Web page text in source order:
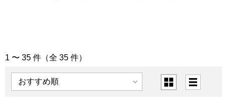
「食用油」の商品一覧
1 〜 35 件（全 35 件）
表示順 表示切替